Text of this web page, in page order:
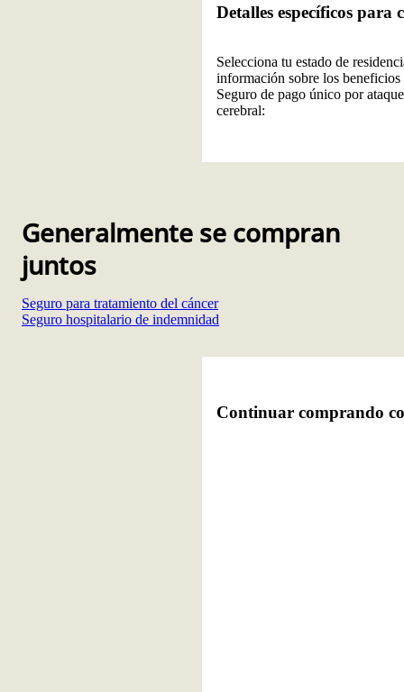
Detalles específicos para
Selecciona tu estado de
información sobre los
Seguro de pago único por
cerebral:
Generalmente se compran
juntos
Seguro para tratamiento del cáncer
Seguro hospitalario de indemnidad
Continuar comprando